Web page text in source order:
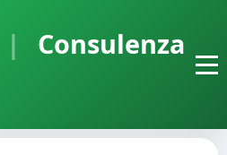
|
Consulenza